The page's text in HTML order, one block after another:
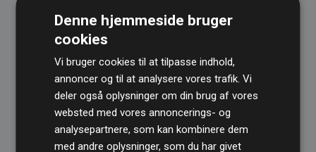
reducerende effekt, som i gennemsnit svarer til
dobbelt så meget CO₂ som den estimerede
Alle projekter er verificeret gennem Gold
Standard– en international ordning, der sikrer høj
kvalitet og gennemsigtighed i klimainvesteringer.
Du kan læse mere om de konkrete projekter
Denne hjemmeside bruger
cookies
Vi bruger cookies til at tilpasse indhold,
annoncer og til at analysere vores trafik. Vi
deler også oplysninger om din brug af vores
websted med vores annoncerings- og
analysepartnere, som kan kombinere dem
med andre oplysninger, som du har givet